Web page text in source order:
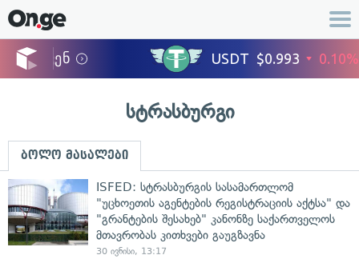
სტრასბურგი
ბოლო მასალები
ISFED: სტრასბურგის სასამართლომ
"უცხოეთის აგენტების რეგისტრაციის აქტსა" და
"გრანტების შესახებ" კანონზე საქართველოს
მთავრობას კითხვები გაუგზავნა
30 ივნისი, 13:17